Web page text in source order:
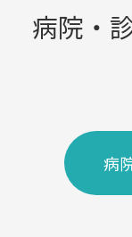
病院・
病